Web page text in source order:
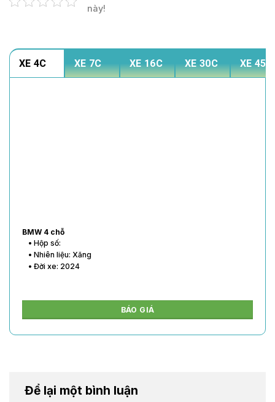
này!
XE 4C XE 7C XE 16C XE 30C XE 45C
BMW 4 chỗ
• Hộp số:
• Nhiên liệu: Xăng
• Đời xe: 2024
BÁO GIÁ
Để lại một bình luận